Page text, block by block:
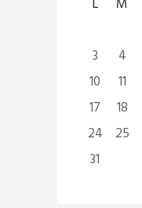
L M
3
4
10
11
17
18
24
25
31